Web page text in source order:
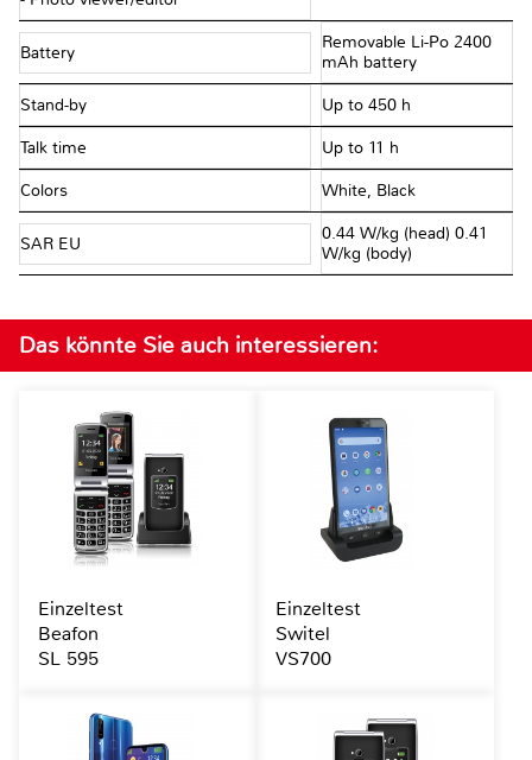
Battery
Removable Li-Po 2400
mAh battery
Stand-by Up to 450 h
Talk time Up to 11 h
Colors White, Black
SAR EU
0.44 W/kg (head) 0.41
W/kg (body)
Das könnte Sie auch interessieren:
Einzeltest
Beafon
SL 595
Einzeltest
Switel
VS700